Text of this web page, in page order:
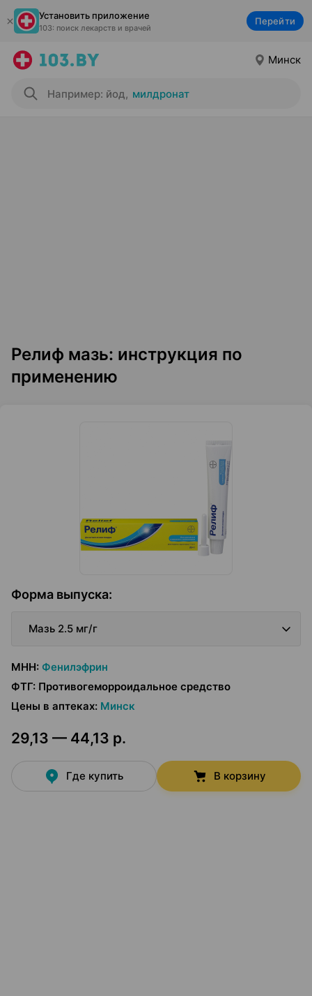
Установить приложение
103: поиск лекарств и врачей
Перейти
Минск
Например: йод, милдронат
Релиф мазь: инструкция по
применению
Форма выпуска:
Мазь 2.5 мг/г
МНН: Фенилэфрин
ФТГ: Противогеморроидальное средство
Цены в аптеках: Минск
29,13 — 44,13 р.
Где купить В корзину